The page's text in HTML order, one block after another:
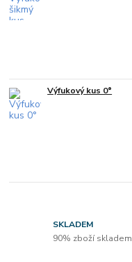
Výfukový kus 0°
SKLADEM
90% zboží skladem